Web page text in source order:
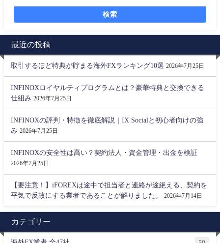
検索
最近の投稿
取引するほど特典が貯まる海外FXランキング10選 2026年7月25日
INFINOXロイヤルティプログラムとは？豪華特典と交換できる
仕組み 2026年7月25日
INFINOXの評判・特徴を徹底解説｜IX Socialと初心者向けの強
み 2026年7月25日
INFINOXの安全性は高い？契約法人・資金管理・出金を検証
2026年7月25日
【要注意！】iFOREXは途中で担当者と連絡が途絶える、契約を
平気で反故にする業者であることが解りました。
2026年7月14日
カテゴリー